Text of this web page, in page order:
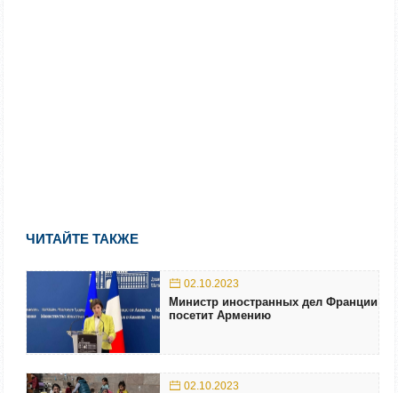
ЧИТАЙТЕ ТАКЖЕ
02.10.2023
Министр иностранных дел Франции
посетит Армению
02.10.2023